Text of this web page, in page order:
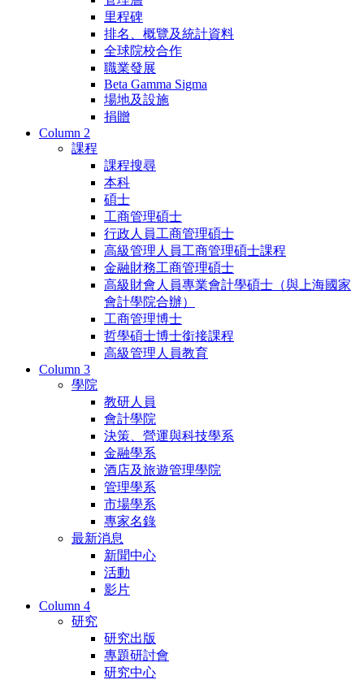
里程碑
排名、概覽及統計資料
全球院校合作
職業發展
Beta Gamma Sigma
場地及設施
捐贈
Column 2
課程
課程搜尋
本科
碩士
工商管理碩士
行政人員工商管理碩士
高級管理人員工商管理碩士課程
金融財務工商管理碩士
高級財會人員專業會計學碩士（與上海國家
會計學院合辦）
工商管理博士
哲學碩士博士銜接課程
高級管理人員教育
Column 3
學院
教研人員
會計學院
決策、營運與科技學系
金融學系
酒店及旅遊管理學院
管理學系
市場學系
專家名錄
最新消息
新聞中心
活動
影片
Column 4
研究
研究出版
專題研討會
研究中心